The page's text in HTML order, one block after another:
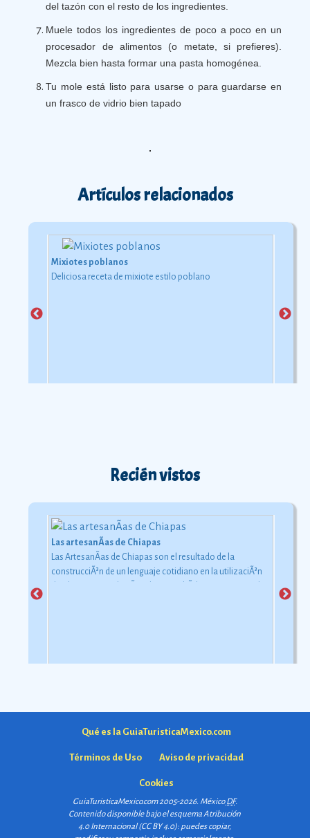
del tazón con el resto de los ingredientes.
Muele todos los ingredientes de poco a poco en un
procesador de alimentos (o metate, si prefieres).
Mezcla bien hasta formar una pasta homogénea.
Tu mole está listo para usarse o para guardarse en
un frasco de vidrio bien tapado
Artículos relacionados
Mixiotes poblanos
Deliciosa receta de mixiote estilo poblano
Recién vistos
Las artesanÃ­as de Chiapas
Las ArtesanÃ­as de Chiapas son el resultado de la
construcciÃ³n de un lenguaje cotidiano en la utilizaciÃ³n
Qué es la GuiaTuristicaMexico.com
Términos de Uso Aviso de privacidad
Cookies
GuiaTuristicaMexico.com 2005-2026. MéxicoDF.
Contenido disponible bajo el esquemaAtribución
4.0 Internacional (CC BY 4.0): puedes copiar,